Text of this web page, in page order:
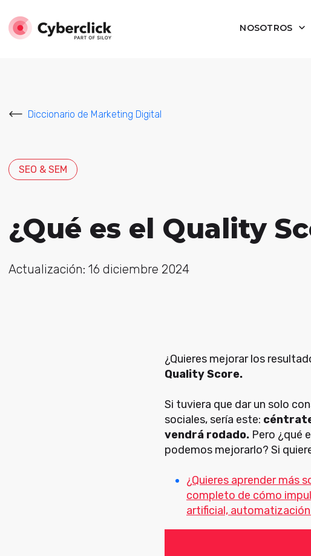
NOSOTROS
Diccionario de Marketing Digital
SEO & SEM
¿Qué es el Quality
Actualización: 16 diciembre 2024
¿Quieres mejorar los
Quality Score.
Si tuviera que dar un solo
sociales, sería este:
vendrá rodado. Pero ¿qué
podemos mejorarlo? Si
¿Quieres aprender más
completo de cómo
artificial,